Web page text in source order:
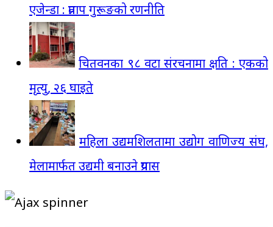
एजेन्डा : प्रताप गुरूङको रणनीति
चितवनका ९८ वटा संरचनामा क्षति : एकको
मृत्यु, २६ घाइते
महिला उद्यमशिलतामा उद्योग वाणिज्य संघ,
मेलामार्फत उद्यमी बनाउने प्रयास